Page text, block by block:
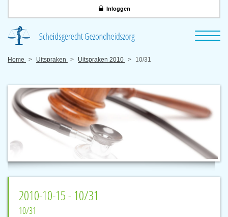
Inloggen
Home Uitspraken Uitspraken 2010 10/31
2010-10-15 - 10/31
10/31